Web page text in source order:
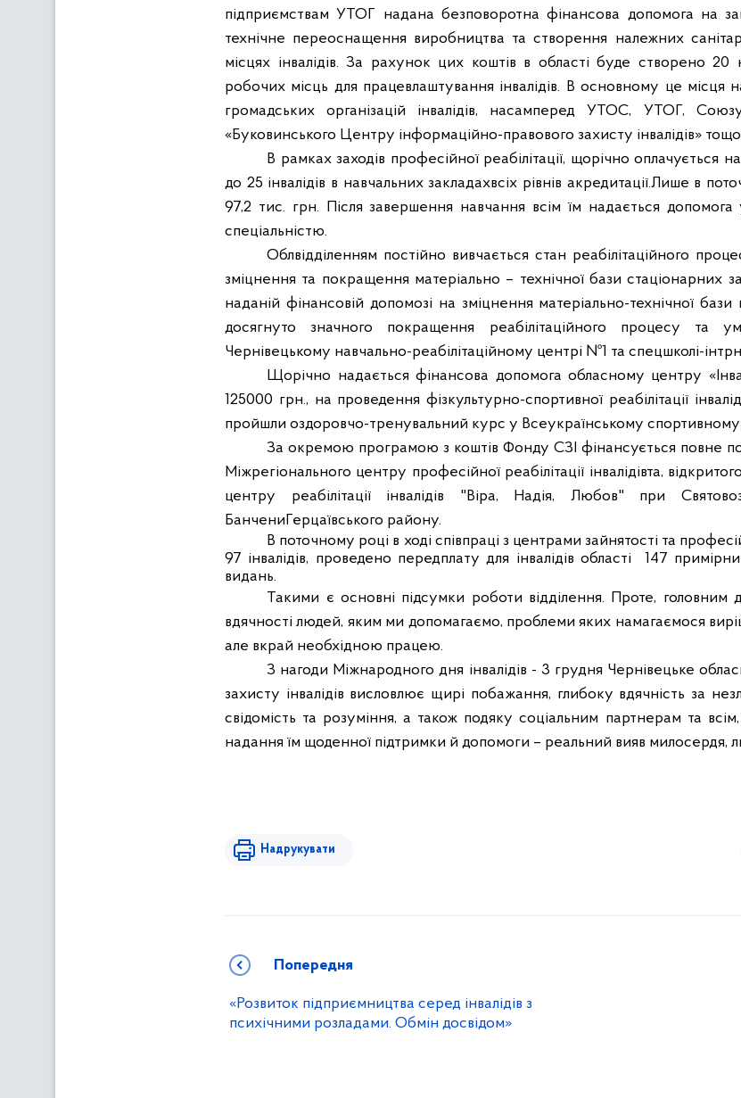
підприємствам УТОГ надана безповоротна фінансова допомога на
технічне переоснащення виробництва та створення належних
місцях інвалідів. За рахунок цих коштів в області буде створено
робочих місць для працевлаштування інвалідів. В основному це місця
громадських організацій інвалідів, насамперед УТОС, УТОГ, Союзу
«Буковинського Центру інформаційно-правового захисту інвалідів»
В рамках заходів професійної реабілітації, щорічно оплачується
до 25 інвалідів в навчальних закладахвсіх рівнів акредитації.Лише в
97,2 тис. грн. Після завершення навчання всім їм надається
спеціальністю.
Облвідділенням постійно вивчається стан реабілітаційного
зміцнення та покращення матеріально – технічної бази стаціонарних
наданій фінансовій допомозі на зміцнення матеріально-технічної
досягнуто значного покращення реабілітаційного процесу та
Чернівецькому навчально-реабілітаційному центрі №1 та спецшколі-
Щорічно надається фінансова допомога обласному центру
125000 грн., на проведення фізкультурно-спортивної реабілітації
пройшли оздоровчо-тренувальний курс у Всеукраїнському спортивному
За окремою програмою з коштів Фонду СЗІ фінансується повне
Міжрегіонального центру професійної реабілітації інвалідівта,
центру реабілітації інвалідів "Віра, Надія, Любов" при
БанчениГерцаївського району.
В поточному році в ході співпраці з центрами зайнятості та
97 інвалідів, проведено передплату для інвалідів області
147
видань.
Такими є основні підсумки роботи відділення. Проте, головним
вдячності людей, яким ми допомагаємо, проблеми яких намагаємося
але вкрай необхідною працею.
З нагоди Міжнародного дня інвалідів - 3 грудня Чернівецьке
захисту інвалідів висловлює щирі побажання, глибоку вдячність за
свідомість та розуміння, а також подяку соціальним партнерам та
надання їм щоденної підтримки й допомоги – реальний вияв милосердя,
Надрукувати
Попередня
«Розвиток підприємництва серед інвалідів з
психічними розладами. Обмін досвідом»